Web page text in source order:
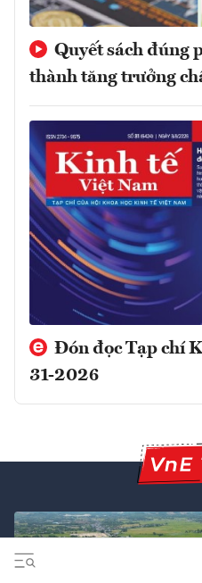
Quyết sách đúng
thành tăng trưởng
Đón đọc Tạp chí
31-2026